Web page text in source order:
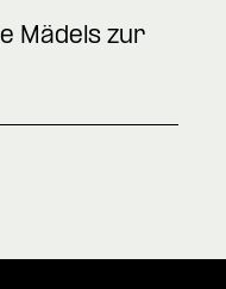
Mädels zur